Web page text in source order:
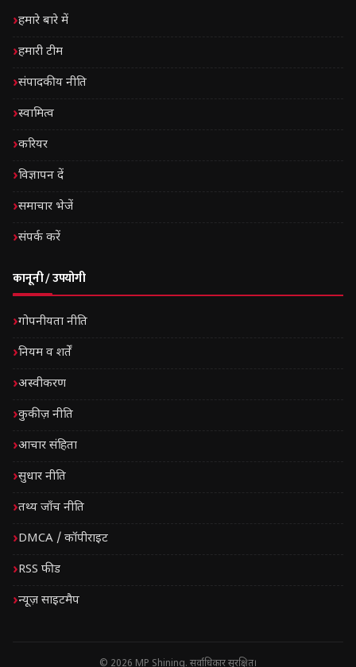
हमारे बारे में
हमारी टीम
संपादकीय नीति
स्वामित्व
करियर
विज्ञापन दें
समाचार भेजें
संपर्क करें
कानूनी / उपयोगी
गोपनीयता नीति
नियम व शर्तें
अस्वीकरण
कुकीज़ नीति
आचार संहिता
सुधार नीति
तथ्य जाँच नीति
DMCA / कॉपीराइट
RSS फीड
न्यूज़ साइटमैप
© 2026 MP Shining. सर्वाधिकार सुरक्षित।